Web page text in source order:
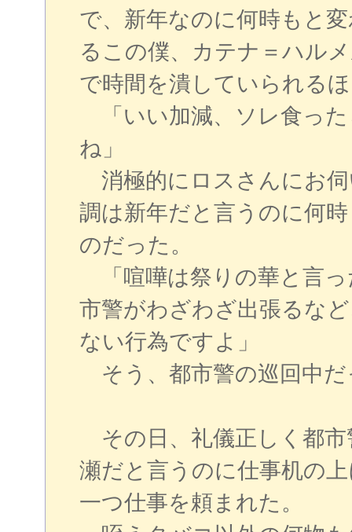
で、新年なのに何時もと
るこの僕、カテナ＝ハル
で時間を潰していられる
「いい加減、ソレ食っ
ね」
消極的にロスさんにお
調は新年だと言うのに何
のだった。
「喧嘩は祭りの華と言
市警がわざわざ出張るな
ない行為ですよ」
そう、都市警の巡回中
その日、礼儀正しく都市
瀬だと言うのに仕事机の
一つ仕事を頼まれた。